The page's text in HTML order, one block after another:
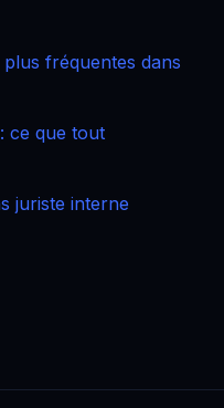
fréquentes dans
ce que tout
juriste interne